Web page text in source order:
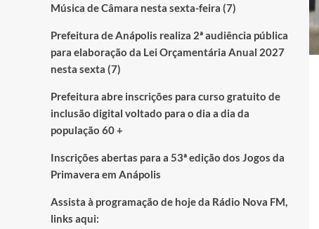
Música de Câmara nesta sexta-feira (7)
Prefeitura de Anápolis realiza 2ª audiência pública
para elaboração da Lei Orçamentária Anual 2027
nesta sexta (7)
Prefeitura abre inscrições para curso gratuito de
inclusão digital voltado para o dia a dia da
população 60 +
Inscrições abertas para a 53ª edição dos Jogos da
Primavera em Anápolis
Assista à programação de hoje da Rádio Nova FM,
links aqui: